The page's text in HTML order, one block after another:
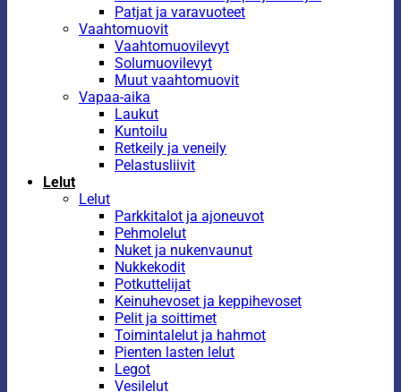
Patjat ja varavuoteet
Vaahtomuovit
Vaahtomuovilevyt
Solumuovilevyt
Muut vaahtomuovit
Vapaa-aika
Laukut
Kuntoilu
Retkeily ja veneily
Pelastusliivit
Lelut
Lelut
Parkkitalot ja ajoneuvot
Pehmolelut
Nuket ja nukenvaunut
Nukkekodit
Potkuttelijat
Keinuhevoset ja keppihevoset
Pelit ja soittimet
Toimintalelut ja hahmot
Pienten lasten lelut
Legot
Vesilelut